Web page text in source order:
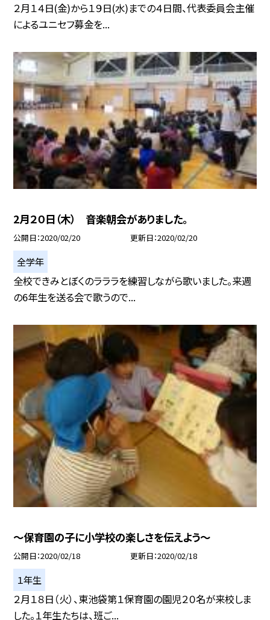
２月１４日(金)から１９日(水)までの４日間、代表委員会主催
によるユニセフ募金を...
2月２０日（木） 音楽朝会がありました。
公開日 2020/02/20 更新日 2020/02/20
全学年
全校できみとぼくのラララを練習しながら歌いました。来週
の6年生を送る会で歌うので...
〜保育園の子に小学校の楽しさを伝えよう〜
公開日 2020/02/18 更新日 2020/02/18
１年生
２月１８日（火）、東池袋第１保育園の園児２０名が来校しま
した。１年生たちは、班ご...